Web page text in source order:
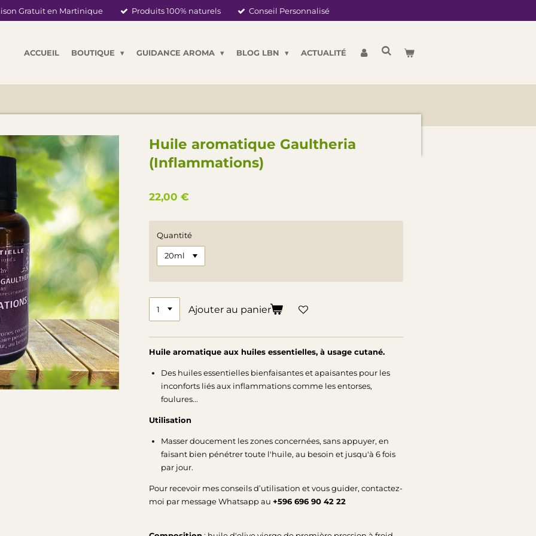
Gratuit en Martinique Produits 100% naturels Conseil Personnalisé
ACCUEIL BOUTIQUE GUIDANCE AROMA BLOG LBN ACTUALITÉ
Huile aromatique Gaultheria
(Inflammations)
22,00 €
Quantité
Ajouter au panier
Huile aromatique aux huiles essentielles, à usage cutané.
Des huiles essentielles bienfaisantes et apaisantes pour les
inconforts liés aux inflammations comme les entorses,
foulures...
Utilisation
Masser doucement les zones concernées, sans appuyer, en
faisant bien pénétrer toute l'huile, au besoin et jusqu'à 6 fois
par jour.
Pour recevoir mes conseils d’utilisation et vous guider, contactez-
moi par message Whatsapp au +596 696 90 42 22